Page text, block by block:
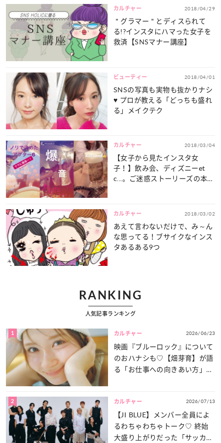
カルチャー 2018/04/29
＂グラマー＂とディスられて
る!?インスタにハマった女子を
救済【SNSマナー講座】
ビューティー 2018/04/01
SNSの写真も実物も抜かりナシ
♥ プロが教える「どっちも盛れ
る」メイクテク
カルチャー 2018/03/04
【女子から見たインスタ女
子！】飲み会、ディズニーet
c...。ご迷惑ストーリーズの本音
カルチャー 2018/03/02
あえて言わないだけで、み～ん
な思ってる！ブサイクなインス
タあるある9つ
RANKING
人気記事ランキング
1 カルチャー 2026/06/23
映画『ブルーロック』について
のおハナシも♡【畑芽育】が語
る「お仕事への向きあい方」と
2 カルチャー 2026/07/13
【JI BLUE】メンバー全員によ
るわちゃわちゃトーク♡ 終始
大盛り上がりだった「サッカー